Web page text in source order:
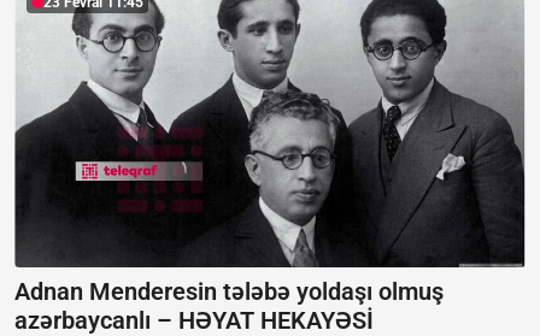
Adnan Menderesin tələbə yoldaşı olmuş
azərbaycanlı – HƏYAT HEKAYƏSİ